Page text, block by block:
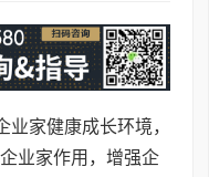
家健康成长环境，
业家作用，增强企